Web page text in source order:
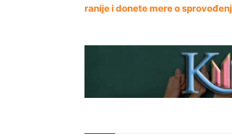
ranije i donete mere o